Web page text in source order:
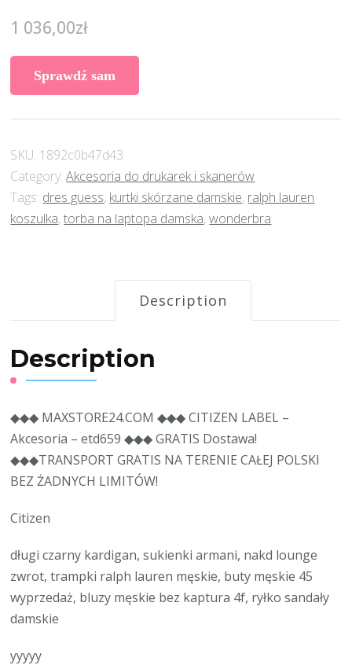
1 036,00zł
Sprawdź sam
SKU: 1892c0b47d43
Category:Akcesoria do drukarek i skanerów
Tags: dres guess, kurtki skórzane damskie, ralph lauren
koszulka,torba na laptopa damska,wonderbra
Description
Description
◆◆◆ MAXSTORE24.COM ◆◆◆ CITIZEN LABEL –
Akcesoria – etd659 ◆◆◆ GRATIS Dostawa!
◆◆◆TRANSPORT GRATIS NA TERENIE CAŁEJ POLSKI
BEZ ŻADNYCH LIMITÓW!
Citizen
długi czarny kardigan, sukienki armani, nakd lounge
zwrot, trampki ralph lauren męskie, buty męskie 45
wyprzedaż, bluzy męskie bez kaptura 4f, ryłko sandały
damskie
yyyyy